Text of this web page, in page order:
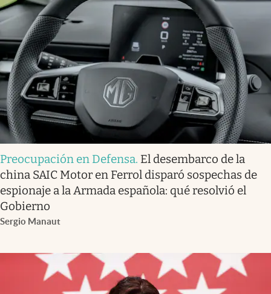
Preocupación en Defensa. El desembarco de la
china SAIC Motor en Ferrol disparó sospechas de
espionaje a la Armada española: qué resolvió el
Gobierno
Sergio Manaut